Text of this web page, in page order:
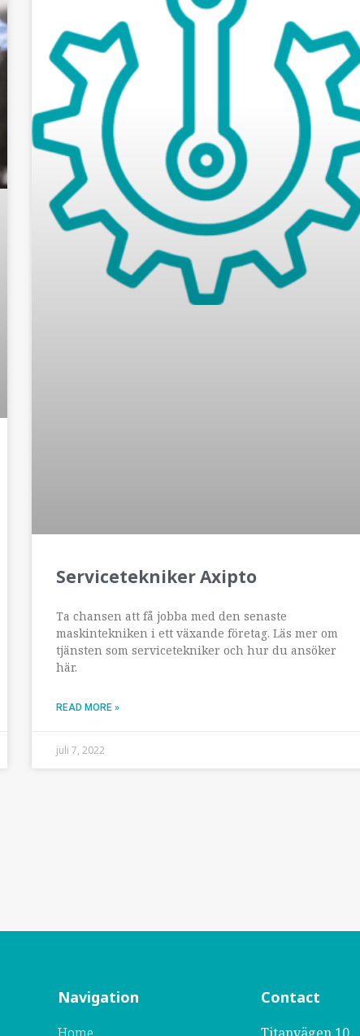
Servicetekniker Axipto
Ta chansen att få jobba med den senaste
maskintekniken i ett växande företag. Läs mer om
tjänsten som servicetekniker och hur du ansöker
här.
READ MORE »
juli 7, 2022
Navigation Contact